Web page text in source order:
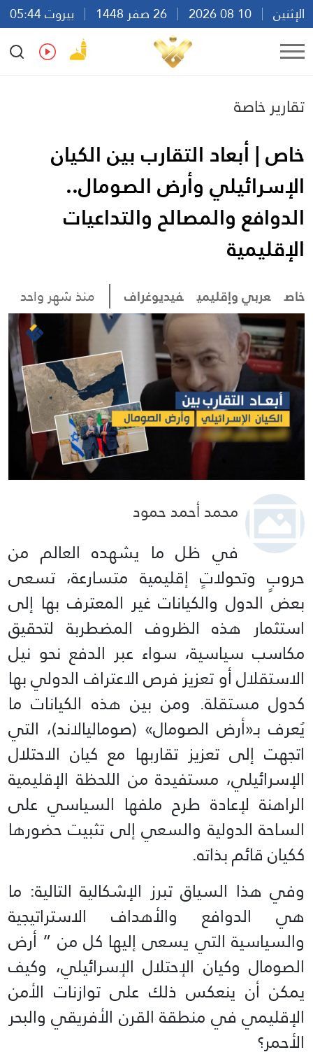
الإثنين
بيروت 05:44
Ar
En Fr Es
تقارير خاصة
خاص | أبعاد التقارب بين الكيان
الإسرائيلي وأرض الصومال..
الدوافع والمصالح والتداعيات
الإقليمية
خاص عربي وإقليمي فيديوغراف منذ شهر واحد
محمد أحمد حمود
في ظل ما يشهده العالم من
حروبٍ وتحولاتٍ إقليمية متسارعة، تسعى
بعض الدول والكيانات غير المعترف بها إلى
استثمار هذه الظروف المضطربة لتحقيق
مكاسب سياسية، سواء عبر الدفع نحو نيل
الاستقلال أو تعزيز فرص الاعتراف الدولي بها
كدول مستقلة. ومن بين هذه الكيانات ما
يُعرف بـ«أرض الصومال» (صوماليالاند)، التي
اتجهت إلى تعزيز تقاربها مع كيان الاحتلال
الإسرائيلي، مستفيدة من اللحظة الإقليمية
الراهنة لإعادة طرح ملفها السياسي على
الساحة الدولية والسعي إلى تثبيت حضورها
ككيان قائم بذاته.
وفي هذا السياق تبرز الإشكالية التالية: ما
هي الدوافع والأهداف الاستراتيجية
والسياسية التي يسعى إليها كل من ” أرض
الصومال وكيان الإحتلال الإسرائيلي، وكيف
يمكن أن ينعكس ذلك على توازنات الأمن
الإقليمي في منطقة القرن الأفريقي والبحر
الأحمر؟